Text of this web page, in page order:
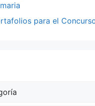
para el